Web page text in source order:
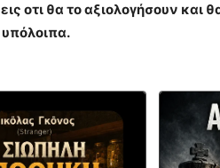
οτι θα το αξιολογήσουν